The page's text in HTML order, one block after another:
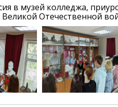
в музей колледжа,
Отечественной